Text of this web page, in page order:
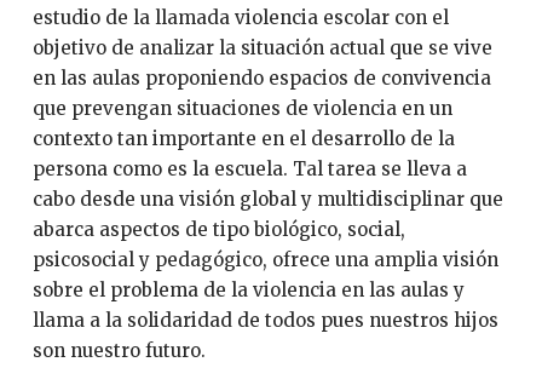
estudio de la llamada violencia escolar con el
objetivo de analizar la situación actual que se vive
en las aulas proponiendo espacios de convivencia
que prevengan situaciones de violencia en un
contexto tan importante en el desarrollo de la
persona como es la escuela. Tal tarea se lleva a
cabo desde una visión global y multidisciplinar que
abarca aspectos de tipo biológico, social,
psicosocial y pedagógico, ofrece una amplia visión
sobre el problema de la violencia en las aulas y
llama a la solidaridad de todos pues nuestros hijos
son nuestro futuro.